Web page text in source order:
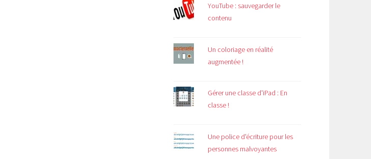
YouTube : sauvegarder le
contenu
Un coloriage en réalité
augmentée !
Gérer une classe d'iPad : En
classe !
Une police d'écriture pour les
personnes malvoyantes